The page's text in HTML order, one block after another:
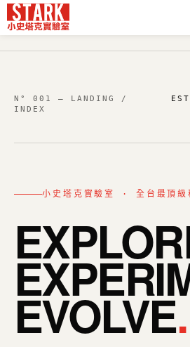
N° 001 — LANDING /
INDEX
小史塔克實驗室 · 全台最頂級
EVOLVE.